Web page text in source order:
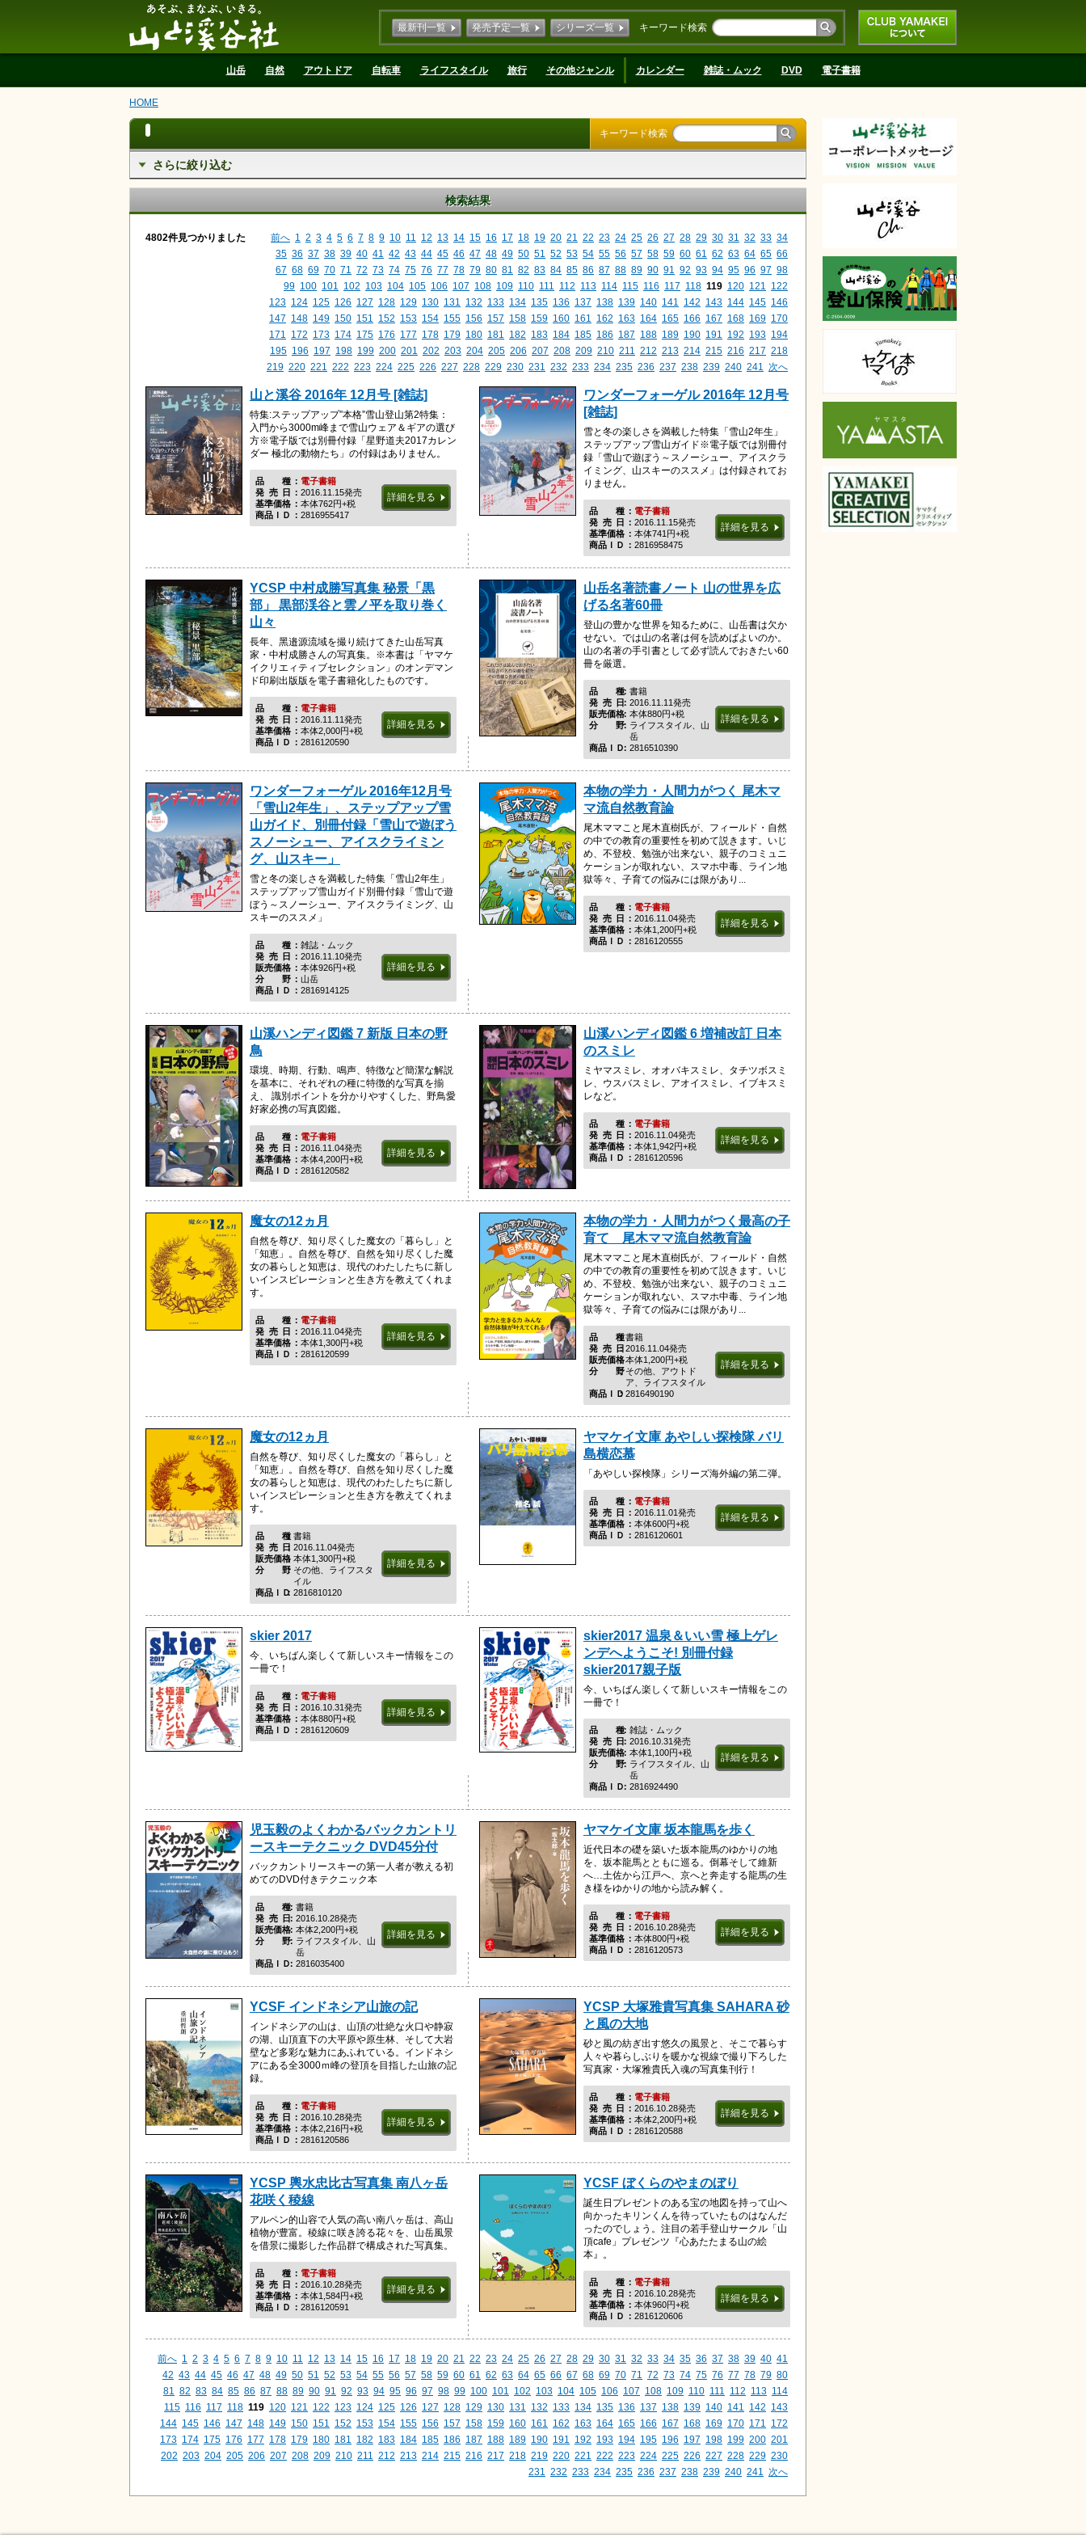
CLUB YAMAKEIにつ
いて
キーワード検索
最新刊一覧 発売予定一覧 シリーズ一覧
山岳 自然 アウトドア 自転車 ライフスタイル 旅行 その他ジャンル カレンダー 雑誌・ムック DVD 電子書籍
HOME
キーワード検索
さらに絞り込む
検索結果
4802件見つかりました 前へ 1 2 3 4 5 6 7 8 9 10 11 12 13 14 15 16 17 18 19 20 21 22 23 24 25 26 27 28 29 30 31 32 33 34
35 36 37 38 39 40 41 42 43 44 45 46 47 48 49 50 51 52 53 54 55 56 57 58 59 60 61 62 63 64 65 66
67 68 69 70 71 72 73 74 75 76 77 78 79 80 81 82 83 84 85 86 87 88 89 90 91 92 93 94 95 96 97 98
99 100 101 102 103 104 105 106 107 108 109 110 111 112 113 114 115 116 117 118 119 120 121
122
123 124 125 126 127 128 129 130 131 132 133 134 135 136 137 138 139 140 141 142 143 144 145 146
147 148 149 150 151 152 153 154 155 156 157 158 159 160 161 162 163 164 165 166 167 168 169 170
171
172 173 174 175 176 177 178 179 180 181 182 183 184 185 186 187 188 189 190 191 192 193 194
195 196 197 198 199 200 201 202 203 204 205 206 207 208 209 210 211 212 213 214 215 216 217 218
219 220 221 222 223 224 225 226 227 228 229 230 231 232 233 234 235 236 237 238 239 240 241 次へ
山と溪谷 2016年 12月号 [雑誌]
特集:ステップアップ”本格”雪山登山第2特集：
入門から3000m峰まで雪山ウェア＆ギアの選び
方※電子版では別冊付録「星野道夫2017カレン
ダー 極北の動物たち」の付録はありません。
品種電子書籍
発売日 2016.11.15発売
基準価格
本体762円+税
商品ＩＤ
2816955417
詳細を見る
ワンダーフォーゲル 2016年 12月号
[雑誌]
雪と冬の楽しさを満載した特集「雪山2年生」
ステップアップ雪山ガイド※電子版では別冊付
録「雪山で遊ぼう～スノーシュー、アイスクラ
イミング、山スキーのススメ」は付録されてお
りません。
品種電子書籍
発売日 2016.11.15発売
基準価格
本体741円+税
商品ＩＤ
2816958475
詳細を見る
YCSP 中村成勝写真集 秘景「黒
部」 黒部渓谷と雲ノ平を取り巻く
山々
長年、黑邉源流域を撮り続けてきた山岳写真
家・中村成勝さんの写真集。※本書は「ヤマケ
イクリエィティブセレクション」のオンデマン
ド印刷出版版を電子書籍化したものです。
品種電子書籍
発売日 2016.11.11発売
基準価格
本体2,000円+税
商品ＩＤ
2816120590
詳細を見る
山岳名著読書ノート 山の世界を広
げる名著60冊
登山の豊かな世界を知るために、山岳書は欠か
せない。では山の名著は何を読めばよいのか。
山の名著の手引書として必ず読んでおきたい60
冊を厳選。
品種
書籍
発売日 2016.11.11発売
販売価格 本体880円+税
分野ライフスタイル、山
岳
商品ＩＤ 2816510390
詳細を見る
ワンダーフォーゲル 2016年12月号
「雪山2年生」、ステップアップ雪
山ガイド、別冊付録「雪山で遊ぼう
スノーシュー、アイスクライミン
グ、山スキー」
雪と冬の楽しさを満載した特集「雪山2年生」
ステップアップ雪山ガイド別冊付録「雪山で遊
ぼう～スノーシュー、アイスクライミング、山
スキーのススメ」
品種雑誌・ムック
発売日 2016.11.10発売
販売価格
本体926円+税
分野山岳
商品ＩＤ
2816914125
詳細を見る
本物の学力・人間力がつく 尾木マ
マ流自然教育論
尾木ママこと尾木直樹氏が、フィールド・自然
の中での教育の重要性を初めて説きます。いじ
め、不登校、勉強が出来ない、親子のコミュニ
ケーションが取れない、スマホ中毒、ライン地
獄等々、子育ての悩みには限があり...
品種電子書籍
発売日 2016.11.04発売
基準価格
本体1,200円+税
商品ＩＤ
2816120555
詳細を見る
山溪ハンディ図鑑 7 新版 日本の野
鳥
環境、時期、行動、鳴声、特徴など簡潔な解説
を基本に、それぞれの種に特徴的な写真を揃
え、 識別ポイントを分かりやすくした、野鳥愛
好家必携の写真図鑑。
品種電子書籍
発売日 2016.11.04発売
基準価格
本体4,200円+税
商品ＩＤ
2816120582
詳細を見る
山溪ハンディ図鑑 6 増補改訂 日本
のスミレ
ミヤマスミレ、オオバキスミレ、タチツボスミ
レ、ウスバスミレ、アオイスミレ、イブキスミ
レなど。
品種電子書籍
発売日 2016.11.04発売
基準価格
本体1,942円+税
商品ＩＤ
2816120596
詳細を見る
魔女の12ヵ月
自然を尊び、知り尽くした魔女の「暮らし」と
「知恵」。自然を尊び、自然を知り尽くした魔
女の暮らしと知恵は、現代のわたしたちに新し
いインスピレーションと生き方を教えてくれま
す。
品種電子書籍
発売日 2016.11.04発売
基準価格
本体1,300円+税
商品ＩＤ
2816120599
詳細を見る
本物の学力・人間力がつく最高の子
育て 尾木ママ流自然教育論
尾木ママこと尾木直樹氏が、フィールド・自然
の中での教育の重要性を初めて説きます。いじ
め、不登校、勉強が出来ない、親子のコミュニ
ケーションが取れない、スマホ中毒、ライン地
獄等々、子育ての悩みには限があり...
品種
書籍
発売日2016.11.04発売
販売価格本体1,200円+税
分野その他、アウトド
ア、ライフスタイル
商品ＩＤ 2816490190
詳細を見る
魔女の12ヵ月
自然を尊び、知り尽くした魔女の「暮らし」と
「知恵」。自然を尊び、自然を知り尽くした魔
女の暮らしと知恵は、現代のわたしたちに新し
いインスピレーションと生き方を教えてくれま
す。
品種
書籍
発売日2016.11.04発売
販売価格 本体1,300円+税
分野その他、ライフスタ
イル
商品ＩＤ 2816810120
詳細を見る
ヤマケイ文庫 あやしい探検隊 バリ
島横恋慕
「あやしい探検隊」シリーズ海外編の第二弾。
品種電子書籍
発売日 2016.11.01発売
基準価格
本体600円+税
商品ＩＤ
2816120601
詳細を見る
skier 2017
今、いちばん楽しくて新しいスキー情報をこの
一冊で！
品種電子書籍
発売日 2016.10.31発売
基準価格
本体880円+税
商品ＩＤ
2816120609
詳細を見る
skier2017 温泉＆いい雪 極上ゲレ
ンデへようこそ! 別冊付録
skier2017親子版
今、いちばん楽しくて新しいスキー情報をこの
一冊で！
品種雑誌・ムック
発売日 2016.10.31発売
販売価格 本体1,100円+税
分野ライフスタイル、山
岳
商品ＩＤ 2816924490
詳細を見る
児玉毅のよくわかるバックカントリ
ースキーテクニック DVD45分付
バックカントリースキーの第一人者が教える初
めてのDVD付きテクニック本
品種
書籍
発売日 2016.10.28発売
販売価格 本体2,200円+税
分野ライフスタイル、山
岳
商品ＩＤ 2816035400
詳細を見る
ヤマケイ文庫 坂本龍馬を歩く
近代日本の礎を築いた坂本龍馬のゆかりの地
を、坂本龍馬とともに巡る。倒幕そして維新
へ…土佐から江戸へ、京へと奔走する龍馬の生
き様をゆかりの地から読み解く。
品種電子書籍
発売日 2016.10.28発売
基準価格
本体800円+税
商品ＩＤ
2816120573
詳細を見る
YCSF インドネシア山旅の記
インドネシアの山は、山頂の壮絶な火口や静寂
の湖、山頂直下の大平原や原生林、そして大岩
壁など多彩な魅力にあふれている。インドネシ
アにある全3000ｍ峰の登頂を目指した山旅の記
録。
品種電子書籍
発売日 2016.10.28発売
基準価格
本体2,216円+税
商品ＩＤ
2816120586
詳細を見る
YCSP 大塚雅貴写真集 SAHARA 砂
と風の大地
砂と風の紡ぎ出す悠久の風景と、そこで暮らす
人々や暮らしぶりを暖かな視線で撮り下ろした
写真家・大塚雅貴氏入魂の写真集刊行！
品種電子書籍
発売日 2016.10.28発売
基準価格
本体2,200円+税
商品ＩＤ
2816120588
詳細を見る
YCSP 輿水忠比古写真集 南八ヶ岳
花咲く稜線
アルペン的山容で人気の高い南八ヶ岳は、高山
植物が豊富。稜線に咲き誇る花々を、山岳風景
を借景に撮影した作品群で構成された写真集。
品種電子書籍
発売日 2016.10.28発売
基準価格
本体1,584円+税
商品ＩＤ
2816120591
詳細を見る
YCSF ぼくらのやまのぼり
誕生日プレゼントのある宝の地図を持って山へ
向かったキリンくんを待っていたものはなんだ
ったのでしょう。注目の若手登山サークル「山
頂cafe」プレゼンツ『心あたたまる山の絵
本』。
品種電子書籍
発売日 2016.10.28発売
基準価格
本体960円+税
商品ＩＤ
2816120606
詳細を見る
前へ 1 2 3 4 5 6 7 8 9 10 11 12 13 14 15 16 17 18 19 20 21 22 23 24 25 26 27 28 29 30 31 32 33 34 35 36 37 38 39 40 41
42 43 44 45 46 47 48 49 50 51 52 53 54 55 56 57 58 59 60 61 62 63 64 65 66 67 68 69 70 71 72 73 74 75 76 77 78 79 80
81
82 83 84 85 86 87 88 89 90 91 92 93 94 95 96 97 98 99 100 101 102 103 104 105 106 107 108 109 110 111 112 113 114
115 116 117 118 119 120 121 122 123 124 125 126 127 128 129 130 131 132 133 134 135 136 137 138 139 140 141 142 143
144 145 146 147 148 149 150 151 152 153 154 155 156 157 158 159 160 161 162 163 164 165 166 167 168 169 170 171
172
173 174 175 176 177 178 179 180 181 182 183 184 185 186 187 188 189 190 191 192 193 194 195 196 197 198 199 200 201
202 203 204 205 206 207 208 209 210 211 212 213 214 215 216 217 218 219 220 221 222 223 224 225 226 227 228 229 230
231
232 233 234 235 236 237 238 239 240 241 次へ